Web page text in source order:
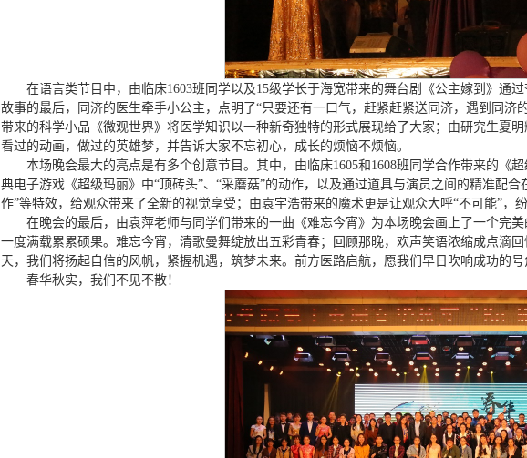
在语言类节目中，由临床1603班同学以及15级学长于海宽带来的舞台剧《公主嫁到》通
故事的最后，同济的医生牵手小公主，点明了“只要还有一口气，赶紧赶紧送同济，遇到同济
带来的科学小品《微观世界》将医学知识以一种新奇独特的形式展现给了大家；由研究生夏
看过的动画，做过的英雄梦，并告诉大家不忘初心，成长的烦恼不烦恼。
本场晚会最大的亮点是有多个创意节目。其中，由临床1605和1608班同学合作带来的《
典电子游戏《超级玛丽》中“顶砖头”、“采蘑菇”的动作，以及通过道具与演员之间的精准配
作”等特效，给观众带来了全新的视觉享受；由袁宇浩带来的魔术更是让观众大呼“不可能”，
在晚会的最后，由袁萍老师与同学们带来的一曲《难忘今宵》为本场晚会画上了一个完
一度满载累累硕果。难忘今宵，清歌曼舞绽放出五彩青春；回顾那晚，欢声笑语浓缩成点滴
天，我们将扬起自信的风帆，紧握机遇，筑梦未来。前方医路启航，愿我们早日吹响成功的
春华秋实，我们不见不散！